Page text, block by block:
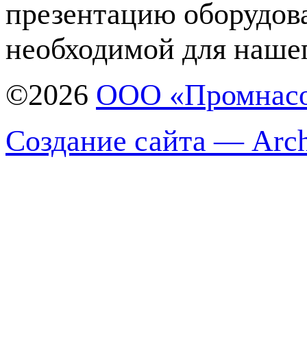
презентацию
необходимой для
©2026 ООО
Создание сайта —